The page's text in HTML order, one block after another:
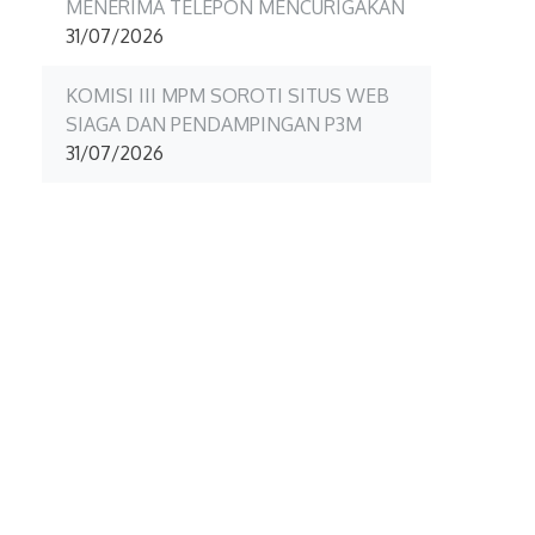
MENERIMA TELEPON MENCURIGAKAN
31/07/2026
KOMISI III MPM SOROTI SITUS WEB
SIAGA DAN PENDAMPINGAN P3M
31/07/2026